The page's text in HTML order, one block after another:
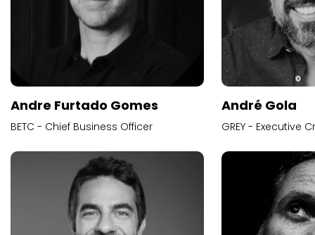
Andre Furtado Gomes
BETC - Chief Business Officer
André Gola
GREY - Executive